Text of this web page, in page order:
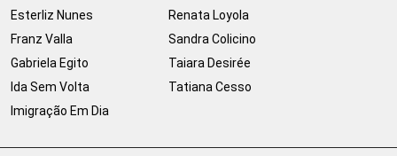
Esterliz Nunes
Franz Valla
Gabriela Egito
Ida Sem Volta
Imigração Em Dia
Renata Loyola
Sandra Colicino
Taiara Desirée
Tatiana Cesso